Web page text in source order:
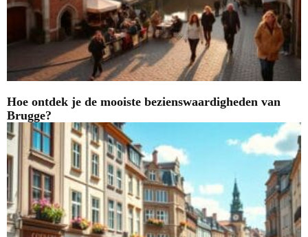
Hoe ontdek je de mooiste bezienswaardigheden van
Brugge?